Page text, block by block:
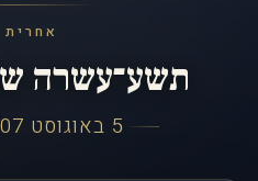
תשע־עשרה
5 באוגוסט 2007 – 2026